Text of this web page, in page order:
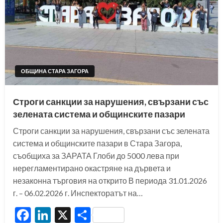
ОБЩИНА СТАРА ЗАГОРА
Строги санкции за нарушения, свързани със
зелената система и общинските пазари
Строги санкции за нарушения, свързани със зелената
система и общинските пазари в Стара Загора,
съобщиха за ЗАРАТА Глоби до 5000 лева при
нерегламентирано окастряне на дървета и
незаконна търговия на открито В периода 31.01.2026
г. – 06.02.2026 г. Инспекторатът на…
Facebook
LinkedIn
X Share